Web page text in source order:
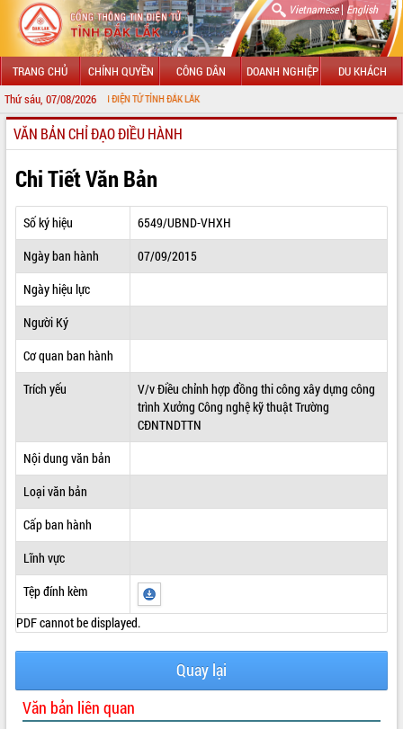
Vietnamese| English
TRANG CHỦ CHÍNH QUYỀN CÔNG DÂN DOANH NGHIỆP DU KHÁCH
Thứ sáu, 07/08/2026
THÔNG TIN ĐIỆN TỬ TỈNH ĐẮK LẮK
GIỚI THIỆU
LÃNH ĐẠO UBND TỈNH
TIN TỨC SỰ KIỆN
SỞ, BAN, NGÀNH
THÔNG TIN CHỈ ĐẠO ĐIỀU HÀNH
HỆ THỐNG VĂN BẢN
VĂN BẢN HĐND TỈNH
QUY HOẠCH - KẾ HOẠCH
VĂN BẢN CHỈ ĐẠO ĐIỀU HÀNH
Chi Tiết Văn Bản
Số ký hiệu
6549/UBND-VHXH
Ngày ban hành
07/09/2015
Ngày hiệu lực
Người Ký
Cơ quan ban hành
Trích yếu
V/v Điều chỉnh hợp đồng thi công xây dựng công
trình Xưởng Công nghệ kỹ thuật Trường
CĐNTNDTTN
Nội dung văn bản
Loại văn bản
Cấp ban hành
Lĩnh vực
Tệp đính kèm
PDF cannot be displayed.
Quay lại
Văn bản liên quan